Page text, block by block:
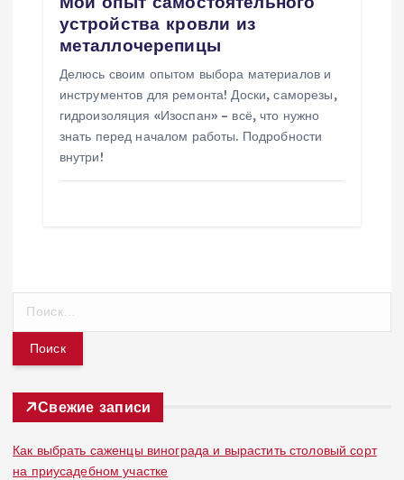
устройства кровли из
металлочерепицы
Делюсь своим опытом выбора материалов и
инструментов для ремонта! Доски, саморезы,
гидроизоляция «Изоспан» – всё, что нужно
знать перед началом работы. Подробности
внутри!
т
Свежие записи
Как выбрать саженцы винограда и вырастить столовый сорт
на приусадебном участке